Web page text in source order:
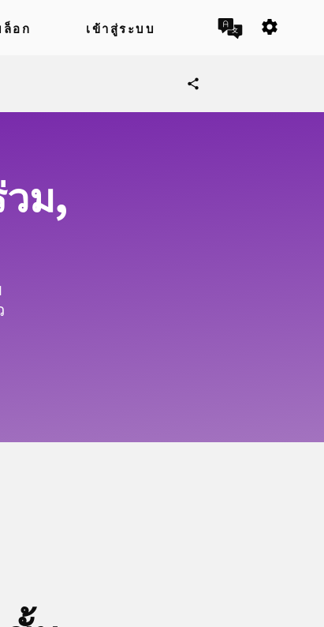
อก เข้าสู่ระบบ settings
share
ม,